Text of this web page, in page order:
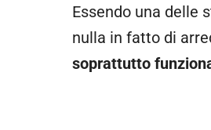
Essendo una delle
nulla in fatto di
soprattutto